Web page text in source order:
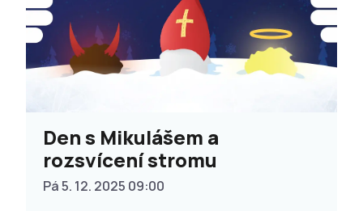
Den s Mikulášem a
rozsvícení stromu
Pá 5. 12. 2025 09:00